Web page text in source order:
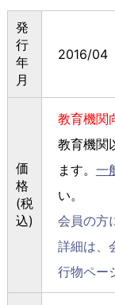
発
行
年
月
2016/04
価
格
(税
込)
教育機関
教育機関
ます。 一
い。
会員の方
詳細は、
行物ペー